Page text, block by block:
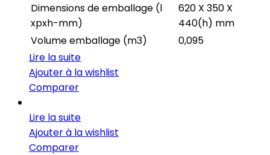
Dimensions de emballage (l
xpxh-mm)
620 X 350 X
440(h) mm
Volume emballage (m3)
0,095
Lire la suite
Ajouter à la wishlist
Comparer
Lire la suite
Ajouter à la wishlist
Comparer